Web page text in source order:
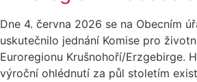
Dne 4. června 2026 se na Obecním
uskutečnilo jednání Komise pro
Euroregionu Krušnohoří/Erzgebirge.
výroční ohlédnutí za půl stoletím